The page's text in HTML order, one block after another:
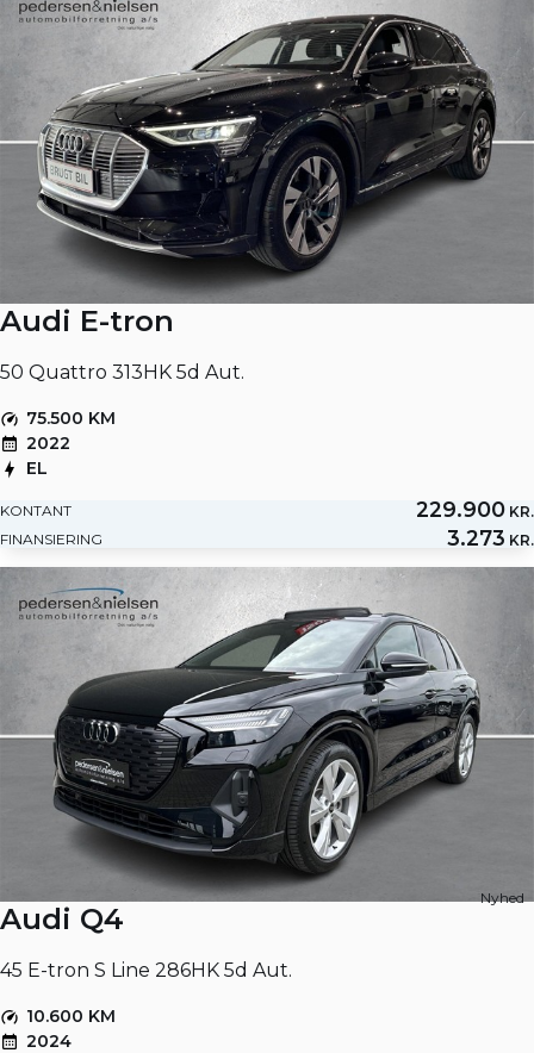
Audi E-tron
50 Quattro 313HK 5d Aut.
75.500 KM
2022
EL
KONTANT 229.900 KR.
FINANSIERING
3.273 KR.
Nyhed
Audi Q4
45 E-tron S Line 286HK 5d Aut.
10.600 KM
2024